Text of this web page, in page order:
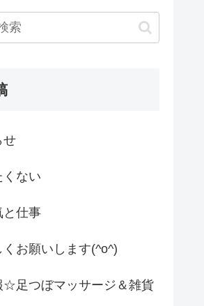
せ
ない
と仕事
お願いします(^o^)
☆足つぼマッサージ＆雑貨